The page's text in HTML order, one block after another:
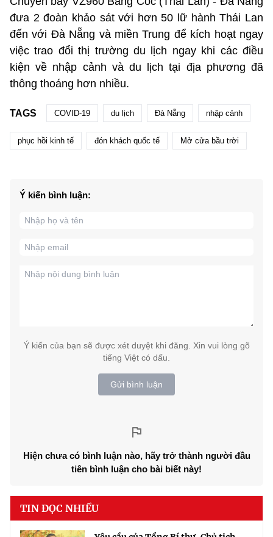
đưa 2 đoàn khảo sát với hơn 50 lữ hành Thái Lan
đến với Đà Nẵng và miền Trung để kích hoạt ngay
việc trao đổi thị trường du lịch ngay khi các điều
kiện về nhập cảnh và du lịch tại địa phương đã
thông thoáng hơn nhiều.
TAGS COVID-19 du lịch Đà Nẵng nhập cảnh
phục hồi kinh tế đón khách quốc tế Mở cửa bầu trời
Ý kiến bình luận:
Ý kiến của bạn sẽ được xét duyệt khi đăng. Xin vui lòng gõ
tiếng Việt có dấu.
Gửi bình luận
Hiện chưa có bình luận nào, hãy trở thành người đầu
tiên bình luận cho bài biết này!
TIN ĐỌC NHIỀU